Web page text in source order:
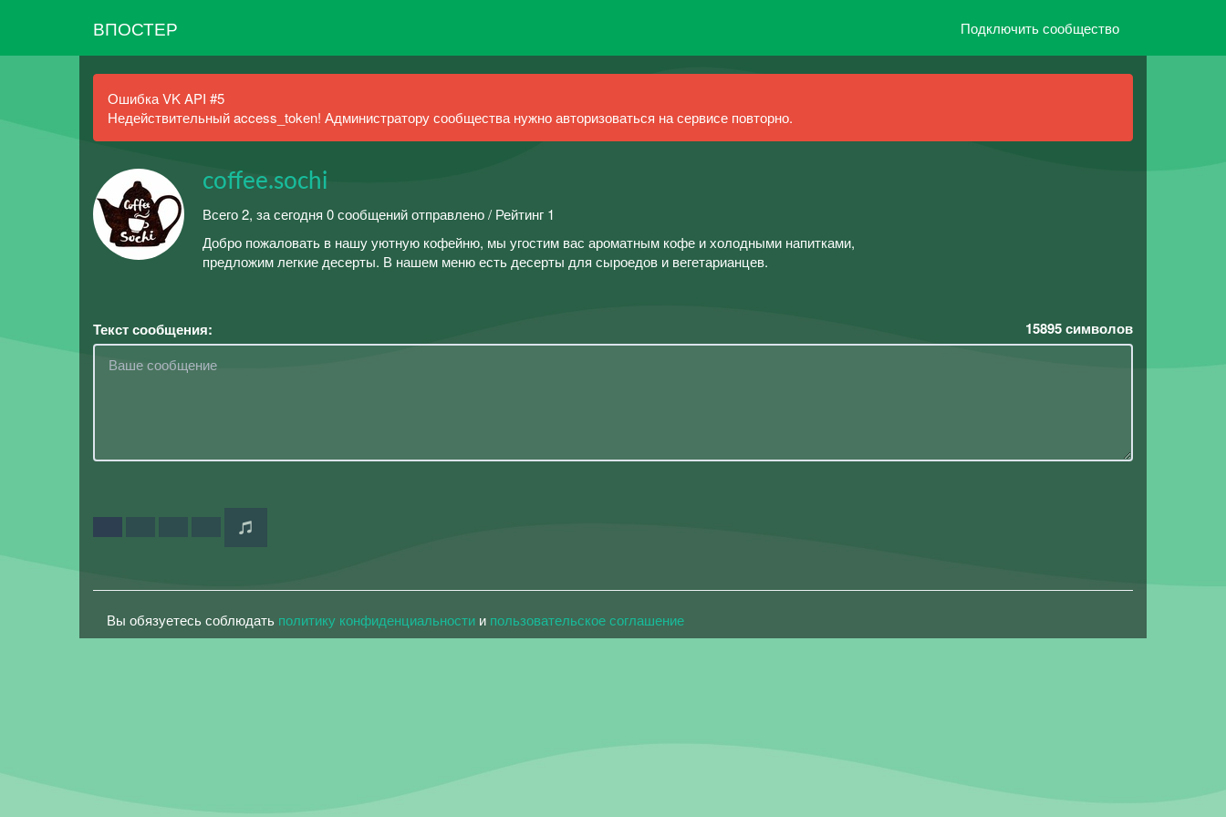
ВПОСТЕР Подключить сообщество
Ошибка VK API #5
Недействительный access_token! Администратору сообщества нужно авторизоваться на сервисе повторно.
coffee.sochi
Всего 2, за сегодня 0 сообщений отправлено / Рейтинг 1
Добро пожаловать в нашу уютную кофейню, мы угостим вас ароматным кофе и холодными напитками,
предложим легкие десерты. В нашем меню есть десерты для сыроедов и вегетарианцев.
Текст сообщения: 15895символов
Вы обязуетесь соблюдать политику конфиденциальности и пользовательское соглашение